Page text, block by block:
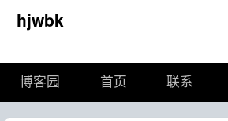
hjwbk
博客园 首页 联系